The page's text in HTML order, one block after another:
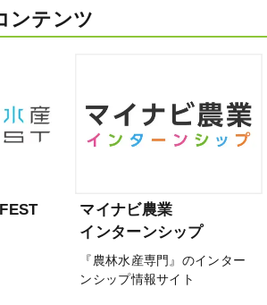
ンテンツ
マイナビ農業
インターンシップ
『農林水産専門』のインター
ンシップ情報サイト